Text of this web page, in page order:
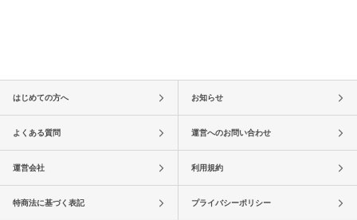
はじめての方へ お知らせ
よくある質問 運営へのお問い合わせ
運営会社 利用規約
特商法に基づく表記 プライバシーポリシー